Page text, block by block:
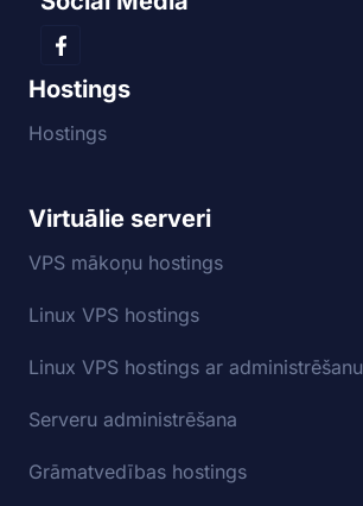
Hostings
Hostings
Virtuālie serveri
VPS mākoņu hostings
Linux VPS hostings
Linux VPS hostings ar administrēšanu
Serveru administrēšana
Grāmatvedības hostings